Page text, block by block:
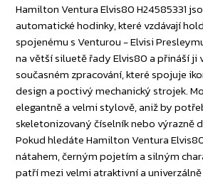
Hamilton Ventura Elvis80 H24585331
automatické hodinky, které vzdávají
spojenému s Venturou - Elvisi
na větší siluetě řady Elvis80 a přináší ji
současném zpracování, které spojuje
design a poctivý mechanický strojek.
elegantně a velmi stylově, aniž by
skeletonizovaný číselník nebo výrazně
Pokud hledáte Hamilton Ventura
nátahem, černým pojetím a silným
patří mezi velmi atraktivní a